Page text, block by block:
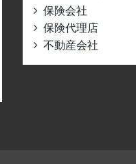
保険会社
保険代理店
不動産会社